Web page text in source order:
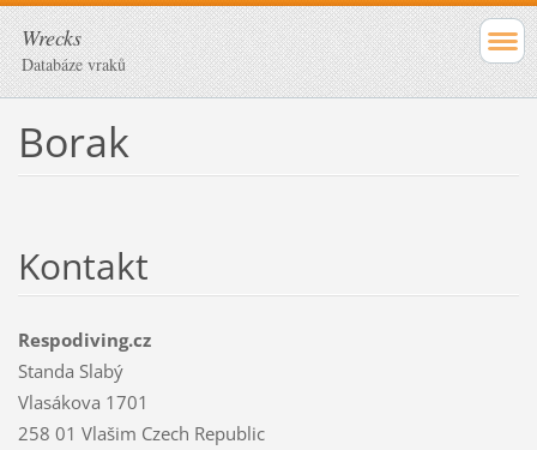
Wrecks
Databáze vraků
Borak
Kontakt
Respodiving.cz
Standa Slabý
Vlasákova 1701
258 01 Vlašim Czech Republic